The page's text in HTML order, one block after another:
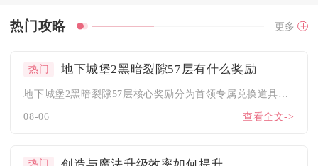
热门攻略 更多
热门 地下城堡2黑暗裂隙57层有什么奖励
08-06 查看全文->
热门